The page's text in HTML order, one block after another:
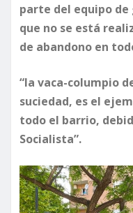
parte del equipo
que no se está
de abandono en
“la vaca-columpio
suciedad, es el
todo el barrio,
Socialista”.